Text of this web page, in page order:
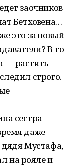
заочников
Бетховена…
это за новый
В то
— растить
строго.
сестра
даже
дядя Мустафа,
на рояле и